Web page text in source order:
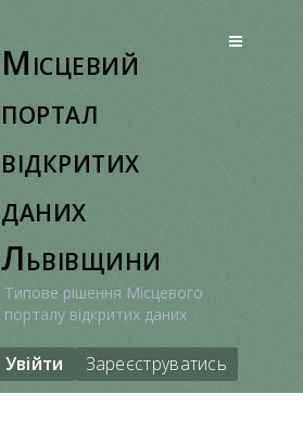
Місцевий
портал
відкритих
даних
Львівщини
Типове рішення Місцевого
порталу відкритих даних
Увійти Зареєструватись